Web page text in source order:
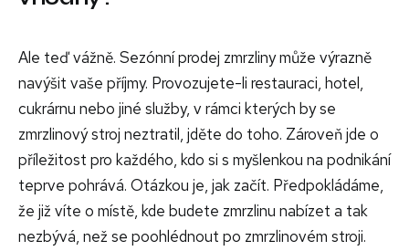
Ale teď vážně. Sezónní prodej zmrzliny může výrazně
navýšit vaše příjmy. Provozujete-li restauraci, hotel,
cukrárnu nebo jiné služby, v rámci kterých by se
zmrzlinový stroj neztratil, jděte do toho. Zároveň jde o
příležitost pro každého, kdo si s myšlenkou na podnikání
teprve pohrává. Otázkou je, jak začít. Předpokládáme,
že již víte o místě, kde budete zmrzlinu nabízet a tak
nezbývá, než se poohlédnout po zmrzlinovém stroji.